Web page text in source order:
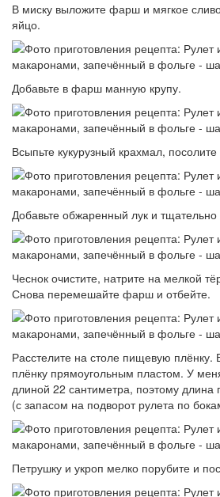
В миску выложите фарш и мягкое
яйцо.
Добавьте в фарш манную крупу.
Всыпьте кукурузный крахмал,
Добавьте обжаренный лук и
Чеснок очистите, натрите на мелкой
Снова перемешайте фарш и отбейте.
Расстелите на столе пищевую
плёнку прямоугольным пластом. У
длиной 22 сантиметра, поэтому длина
(с запасом на подворот рулета по
Петрушку и укроп мелко порубите и